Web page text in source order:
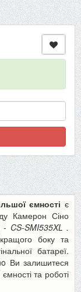
ємності є
Камерон Сіно
- CS-SMI535XL .
боку та
батареї.
Ви залишитеся
та роботі